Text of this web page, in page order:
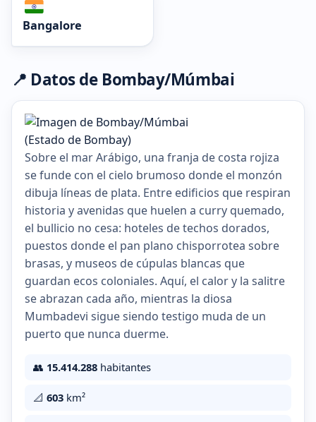
Bangalore
📍 Datos de Bombay/Múmbai
Sobre el mar Arábigo, una franja de costa rojiza
se funde con el cielo brumoso donde el monzón
dibuja líneas de plata. Entre edificios que respiran
historia y avenidas que huelen a curry quemado,
el bullicio no cesa: hoteles de techos dorados,
puestos donde el pan plano chisporrotea sobre
brasas, y museos de cúpulas blancas que
guardan ecos coloniales. Aquí, el calor y la salitre
se abrazan cada año, mientras la diosa
Mumbadevi sigue siendo testigo muda de un
puerto que nunca duerme.
👥 15.414.288 habitantes
📐 603 km²